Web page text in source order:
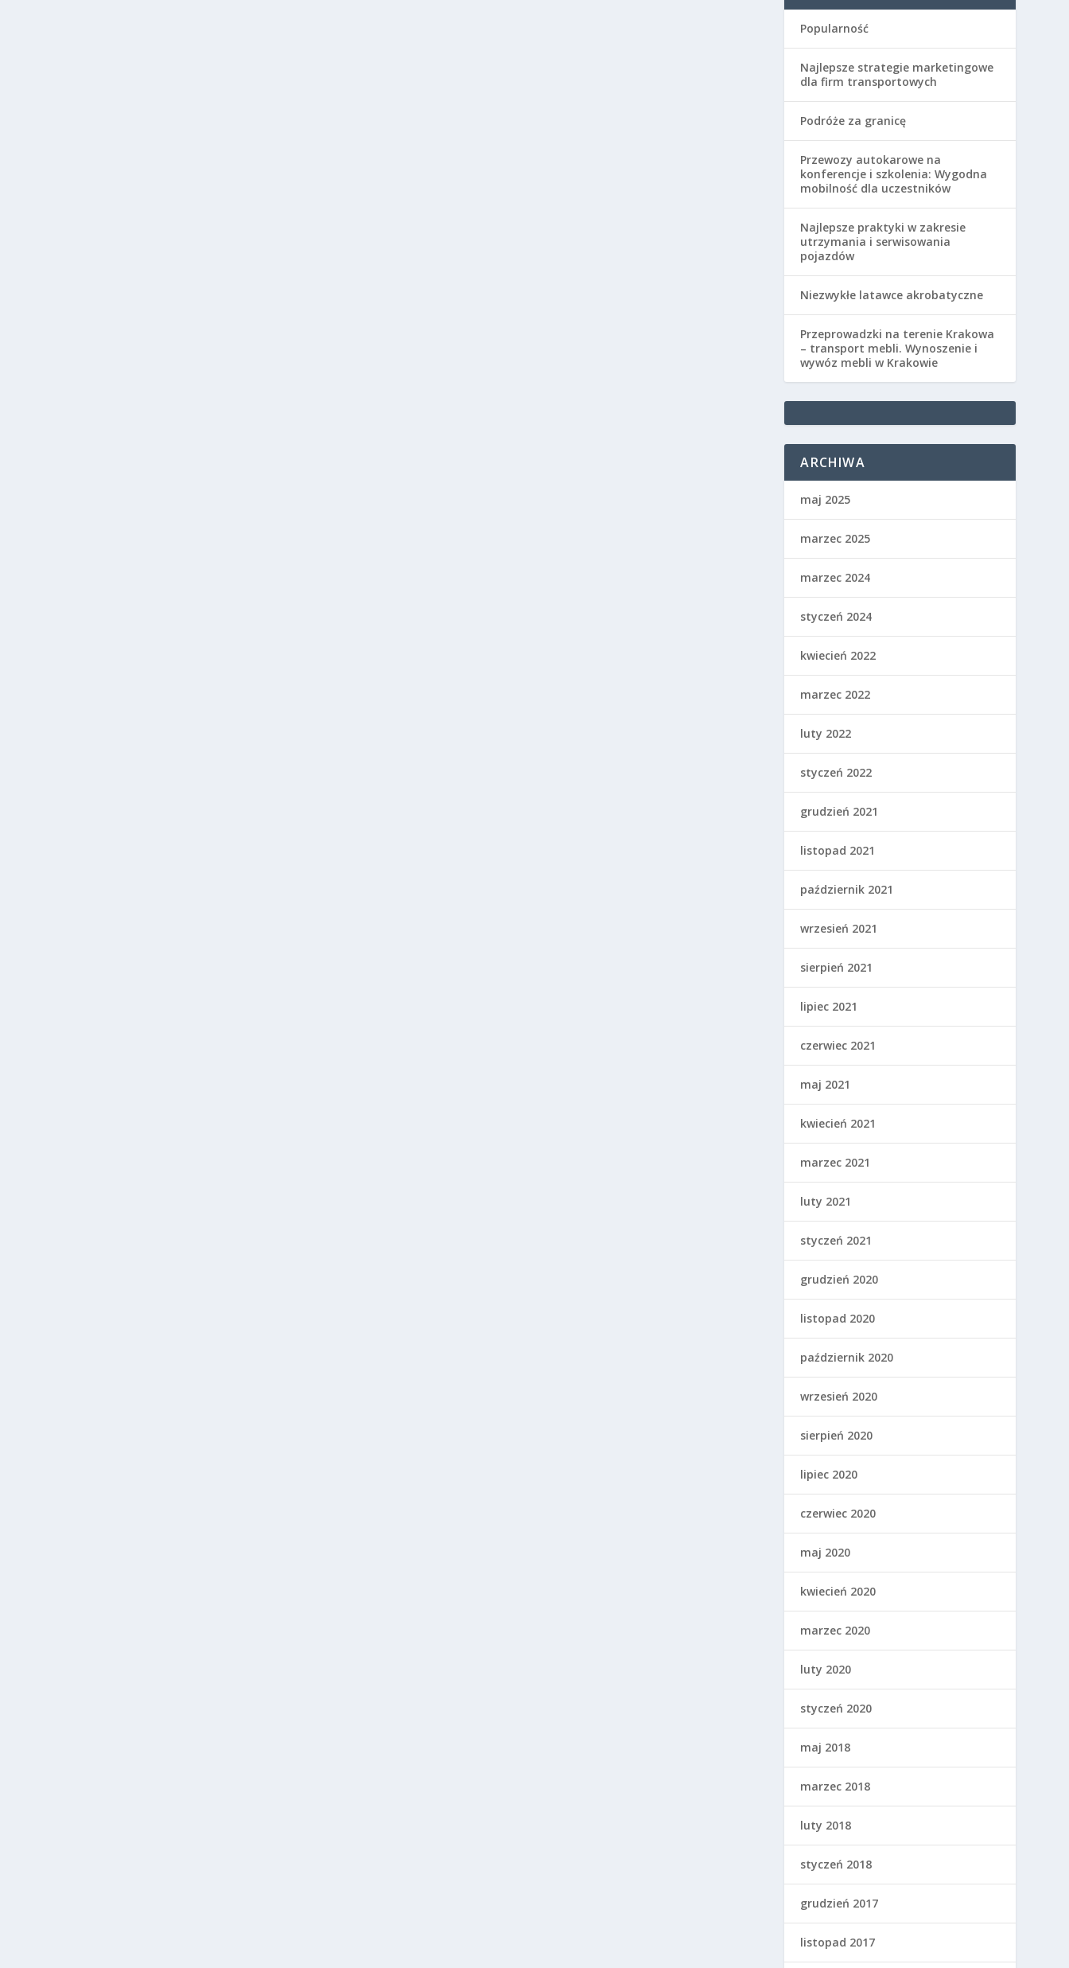
Popularność
Najlepsze strategie marketingowe
dla firm transportowych
Podróże za granicę
Przewozy autokarowe na
konferencje i szkolenia: Wygodna
mobilność dla uczestników
Najlepsze praktyki w zakresie
utrzymania i serwisowania
pojazdów
Niezwykłe latawce akrobatyczne
Przeprowadzki na terenie Krakowa
– transport mebli. Wynoszenie i
wywóz mebli w Krakowie
ARCHIWA
maj 2025
marzec 2025
marzec 2024
styczeń 2024
kwiecień 2022
marzec 2022
luty 2022
styczeń 2022
grudzień 2021
listopad 2021
październik 2021
wrzesień 2021
sierpień 2021
lipiec 2021
czerwiec 2021
maj 2021
kwiecień 2021
marzec 2021
luty 2021
styczeń 2021
grudzień 2020
listopad 2020
październik 2020
wrzesień 2020
sierpień 2020
lipiec 2020
czerwiec 2020
maj 2020
kwiecień 2020
marzec 2020
luty 2020
styczeń 2020
maj 2018
marzec 2018
luty 2018
styczeń 2018
grudzień 2017
listopad 2017